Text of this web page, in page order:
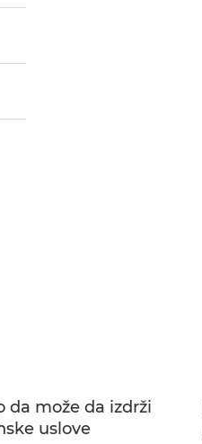
da može da izdrži
uslove